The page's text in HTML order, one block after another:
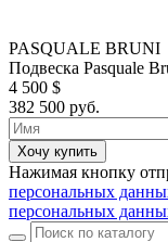
PASQUALE BRUNI
Подвеска Pasquale
4 500 $
382 500 руб.
Хочу купить
Нажимая кнопку
персональных
персональных